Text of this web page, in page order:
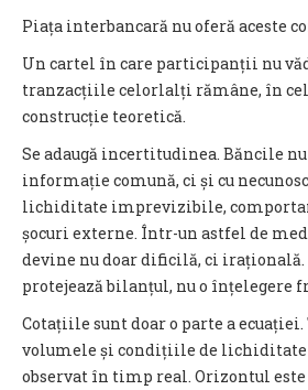
Piața interbancară nu oferă aceste
Un cartel în care participanții nu
tranzacțiile celorlalți rămâne, în cel
construcție teoretică.
Se adaugă incertitudinea. Băncile nu
informație comună, ci și cu
lichiditate imprevizibile,
șocuri externe. Într-un astfel de
devine nu doar dificilă, ci irațională.
protejează bilanțul, nu o înțelegere
Cotațiile sunt doar o parte a
volumele și condițiile de lichiditate
observat în timp real. Orizontul